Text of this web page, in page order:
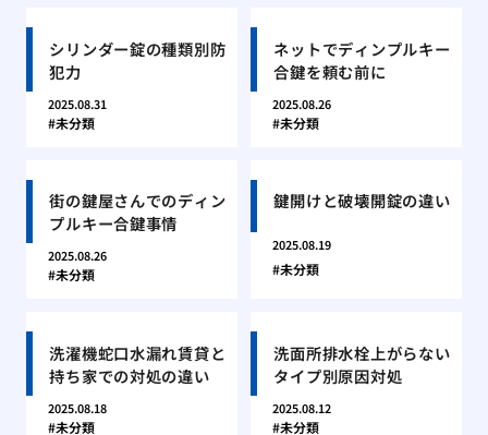
シリンダー錠の種類別防
犯力
2025.08.31
未分類
ネットでディンプルキー
合鍵を頼む前に
2025.08.26
未分類
街の鍵屋さんでのディン
プルキー合鍵事情
2025.08.26
未分類
鍵開けと破壊開錠の違い
2025.08.19
未分類
洗濯機蛇口水漏れ賃貸と
持ち家での対処の違い
2025.08.18
未分類
洗面所排水栓上がらない
タイプ別原因対処
2025.08.12
未分類